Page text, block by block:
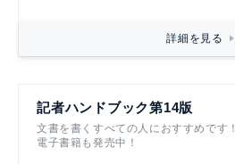
詳細を見る
記者ハンドブック第14版
文書を書くすべての人におすすめです！
電子書籍も発売中！